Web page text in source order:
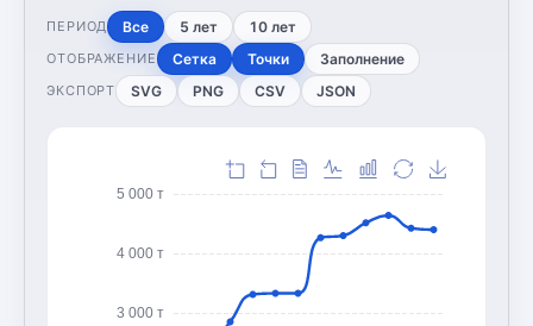
ПЕРИОД Все 5 лет 10 лет
ОТОБРАЖЕНИЕ Сетка Точки Заполнение
ЭКСПОРТ SVG PNG CSV JSON
3 000 т
4 000 т
5 000 т